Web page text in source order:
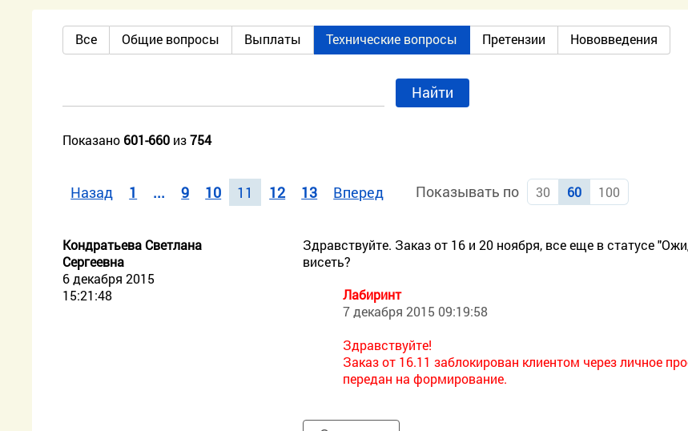
Все Общие вопросы Выплаты Технические вопросы Претензии Нововведения
Найти
Показано 601-660 из754
Назад 1 ... 9 10 11 12 13 Вперед Показывать по 30 60 100
Кондратьева Светлана
Сергеевна
6 декабря 2015
15:21:48
Здравствуйте. Заказ от 16 и 20 ноября, все еще в статусе
висеть?
Лабиринт
7 декабря 2015 09:19:58
Здравствуйте!
Заказ от 16.11 заблокирован клиентом через личное
передан на формирование.